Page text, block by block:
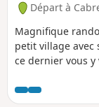
Départ à
Magnifique
petit village avec
ce dernier vous
un sentier